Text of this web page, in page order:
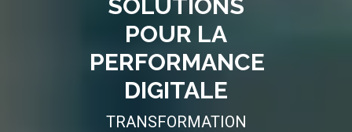
SOLUTIONS
POUR LA
PERFORMANCE
DIGITALE
TRANSFORMATION